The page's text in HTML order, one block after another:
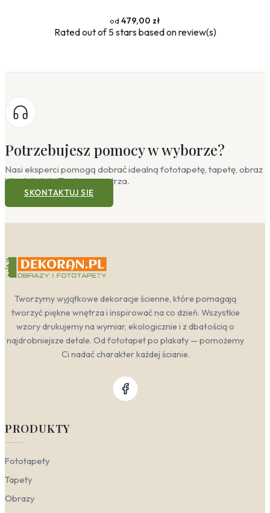
479,00 zł
Ratedout of 5 stars based onreview(s)
Potrzebujesz pomocy w wyborze?
Nasi eksperci pomogą dobrać idealną fototapetę, tapetę, obraz
lub plakat do Twojego wnętrza.
SKONTAKTUJ SIĘ
Tworzymy wyjątkowe dekoracje ścienne, które pomagają
tworzyć piękne wnętrza i inspirować na co dzień. Wszystkie
wzory drukujemy na wymiar, ekologicznie i z dbałością o
najdrobniejsze detale. Od fototapet po plakaty — pomożemy
Ci nadać charakter każdej ścianie.
PRODUKTY
Fototapety
Tapety
Obrazy